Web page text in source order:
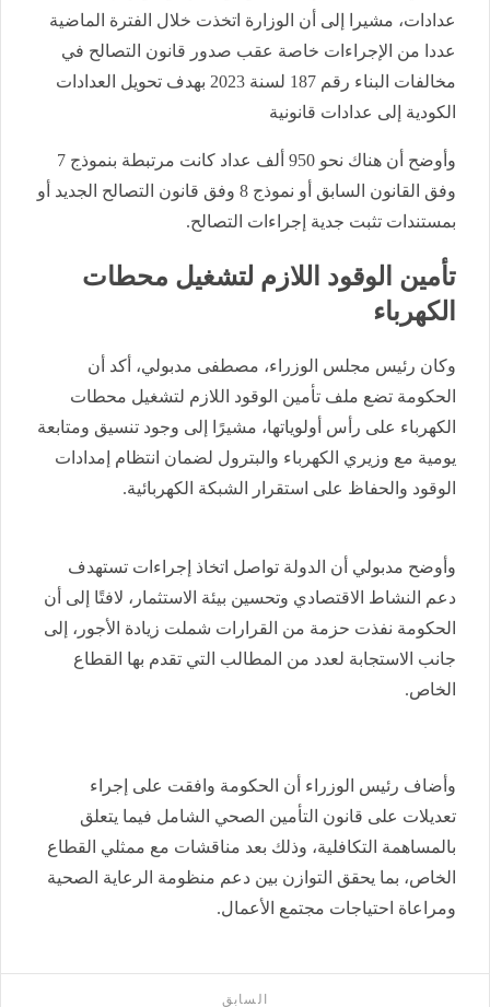
عدادات، مشيرا إلى أن الوزارة اتخذت خلال الفترة الماضية
عددا من الإجراءات خاصة عقب صدور قانون التصالح في
مخالفات البناء رقم 187 لسنة 2023 بهدف تحويل العدادات
الكودية إلى عدادات قانونية
وأوضح أن هناك نحو 950 ألف عداد كانت مرتبطة بنموذج 7
وفق القانون السابق أو نموذج 8 وفق قانون التصالح الجديد أو
بمستندات تثبت جدية إجراءات التصالح.
تأمين الوقود اللازم لتشغيل محطات
الكهرباء
وكان رئيس مجلس الوزراء، مصطفى مدبولي، أكد أن
الحكومة تضع ملف تأمين الوقود اللازم لتشغيل محطات
الكهرباء على رأس أولوياتها، مشيرًا إلى وجود تنسيق ومتابعة
يومية مع وزيري الكهرباء والبترول لضمان انتظام إمدادات
الوقود والحفاظ على استقرار الشبكة الكهربائية.
وأوضح مدبولي أن الدولة تواصل اتخاذ إجراءات تستهدف
دعم النشاط الاقتصادي وتحسين بيئة الاستثمار، لافتًا إلى أن
الحكومة نفذت حزمة من القرارات شملت زيادة الأجور، إلى
جانب الاستجابة لعدد من المطالب التي تقدم بها القطاع
الخاص.
وأضاف رئيس الوزراء أن الحكومة وافقت على إجراء
تعديلات على قانون التأمين الصحي الشامل فيما يتعلق
بالمساهمة التكافلية، وذلك بعد مناقشات مع ممثلي القطاع
الخاص، بما يحقق التوازن بين دعم منظومة الرعاية الصحية
ومراعاة احتياجات مجتمع الأعمال.
السابق